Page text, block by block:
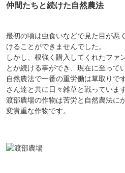
仲間たちと続けた自然農法
最初の頃は虫食いなどで見た目が悪
けることができませんでした。
しかし、根強く購入してくれたファ
とか続ける事ができ、現在に至って
自然農法で一番の重労働は草取りで
さん達と共に日々雑草と戦っています
渡部農場の作物は苦労と自然農法に
変貴重な作物です。